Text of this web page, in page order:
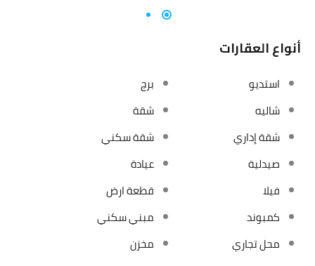
أنواع العقارات
استديو
برج
شاليه
شقة
شقة إداري
شقة سكني
صيدلية
عيادة
فيلا
قطعة ارض
كمبوند
مبني سكني
محل تجاري
مخزن